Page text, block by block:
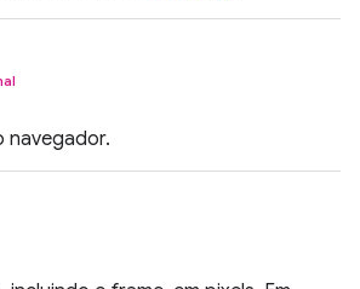
navegador.